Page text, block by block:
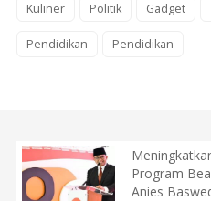
Kuliner Politik Gadget
Pendidikan Pendidikan
Program
Anies